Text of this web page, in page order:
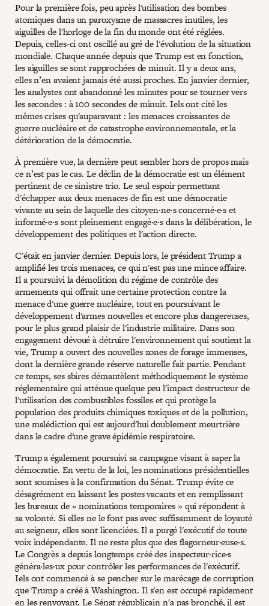
Pour la première fois, peu après l'utilisation des bombes
atomiques dans un paroxysme de massacres inutiles, les
aiguilles de l'horloge de la fin du monde ont été réglées.
Depuis, celles-ci ont oscillé au gré de l'évolution de la situation
mondiale. Chaque année depuis que Trump est en fonction,
les aiguilles se sont rapprochées de minuit. Il y a deux ans,
elles n’en avaient jamais été aussi proches. En janvier dernier,
les analystes ont abandonné les minutes pour se tourner vers
les secondes : à 100 secondes de minuit. Iels ont cité les
mêmes crises qu'auparavant : les menaces croissantes de
guerre nucléaire et de catastrophe environnementale, et la
détérioration de la démocratie.
À première vue, la dernière peut sembler hors de propos mais
ce n’est pas le cas. Le déclin de la démocratie est un élément
pertinent de ce sinistre trio. Le seul espoir permettant
d'échapper aux deux menaces de fin est une démocratie
vivante au sein de laquelle des citoyen·ne·s concerné·e·s et
informé·e·s sont pleinement engagé·e·s dans la délibération, le
développement des politiques et l'action directe.
C'était en janvier dernier. Depuis lors, le président Trump a
amplifié les trois menaces, ce qui n'est pas une mince affaire.
Il a poursuivi la démolition du régime de contrôle des
armements qui offrait une certaine protection contre la
menace d'une guerre nucléaire, tout en poursuivant le
développement d'armes nouvelles et encore plus dangereuses,
pour le plus grand plaisir de l'industrie militaire. Dans son
engagement dévoué à détruire l'environnement qui soutient la
vie, Trump a ouvert des nouvelles zones de forage immenses,
dont la dernière grande réserve naturelle fait partie. Pendant
ce temps, ses sbires démantèlent méthodiquement le système
réglementaire qui atténue quelque peu l'impact destructeur de
l'utilisation des combustibles fossiles et qui protège la
population des produits chimiques toxiques et de la pollution,
une malédiction qui est aujourd'hui doublement meurtrière
dans le cadre d'une grave épidémie respiratoire.
Trump a également poursuivi sa campagne visant à saper la
démocratie. En vertu de la loi, les nominations présidentielles
sont soumises à la confirmation du Sénat. Trump évite ce
désagrément en laissant les postes vacants et en remplissant
les bureaux de « nominations temporaires » qui répondent à
sa volonté. Si elles ne le font pas avec suffisamment de loyauté
au seigneur, elles sont licenciées. Il a purgé l'exécutif de toute
voix indépendante. Il ne reste plus que des flagorneur·euse·s.
Le Congrès a depuis longtemps créé des inspecteur·rice·s
généra·les·ux pour contrôler les performances de l'exécutif.
Iels ont commencé à se pencher sur le marécage de corruption
que Trump a créé à Washington. Il s'en est occupé rapidement
en les renvoyant. Le Sénat républicain n'a pas bronché, il est